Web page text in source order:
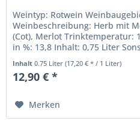
Weintyp: Rotwein
Weinbeschreibung: Herb mit
(Cot), Merlot Trinktemperatur:
in %: 13,8 Inhalt: 0,75 Liter
Weingut: Château Les...
Inhalt0.75 Liter(17,20 € * / 1 Liter)
12,90 € *
Merken